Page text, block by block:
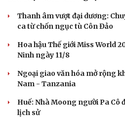
Thanh âm vượt đại dương:
ca từ chốn ngục tù Côn Đảo
Hoa hậu Thế giới Miss World
Ninh ngày 11/8
Ngoại giao văn hóa mở rộng
Nam - Tanzania
Huế: Nhà Moong người Pa Cô
lịch sử